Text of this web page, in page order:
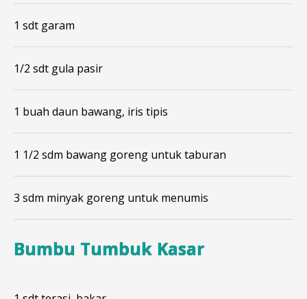
1 sdt garam
1/2 sdt gula pasir
1 buah daun bawang, iris tipis
1 1/2 sdm bawang goreng untuk taburan
3 sdm minyak goreng untuk menumis
Bumbu Tumbuk Kasar